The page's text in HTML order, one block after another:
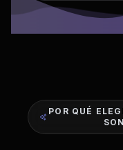
POR QUÉ